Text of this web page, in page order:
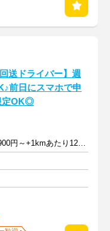
送ドライバー】週
前日にスマホで申
定OK◎
完全出来高制（1回送900円～+1kmあたり12円～）＋交通費